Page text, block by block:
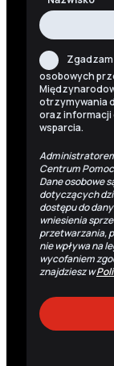
osobowych
otrzymywania
oraz informacji
wsparcia.
Centrum
Dane osobowe
dotyczących
dostępu do
wniesienia
przetwarzania,
nie wpływa na
wycofaniem
znajdziesz w